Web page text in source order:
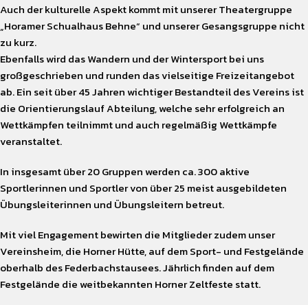
Auch der kulturelle Aspekt kommt mit unserer Theatergruppe
„Horamer Schualhaus Behne“ und unserer Gesangsgruppe nicht
zu kurz.
Ebenfalls wird das Wandern und der Wintersport bei uns
großgeschrieben und runden das vielseitige Freizeitangebot
ab. Ein seit über 45 Jahren wichtiger Bestandteil des Vereins ist
die Orientierungslauf Abteilung, welche sehr erfolgreich an
Wettkämpfen teilnimmt und auch regelmäßig Wettkämpfe
veranstaltet.
In insgesamt über 20 Gruppen werden ca. 300 aktive
Sportlerinnen und Sportler von über 25 meist ausgebildeten
Übungsleiterinnen und Übungsleitern betreut.
Mit viel Engagement bewirten die Mitglieder zudem unser
Vereinsheim, die Horner Hütte, auf dem Sport- und Festgelände
oberhalb des Federbachstausees. Jährlich finden auf dem
Festgelände die weitbekannten Horner Zeltfeste statt.